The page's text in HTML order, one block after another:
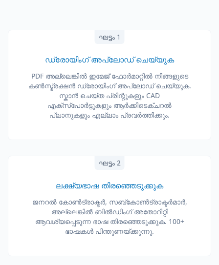
ഘട്ടം 1
ഡ്രോയിംഗ് അപ്‌ലോഡ് ചെയ്യുക
PDF അല്ലെങ്കിൽ ഇമേജ് ഫോർമാറ്റിൽ നിങ്ങളുടെ
കൺസ്ട്രക്ഷൻ ഡ്രോയിംഗ് അപ്‌ലോഡ് ചെയ്യുക.
സ്കാൻ ചെയ്ത പ്രിന്റുകളും CAD
എക്സ്പോർട്ടുകളും ആർക്കിടെക്ചറൽ
പ്ലാനുകളും എല്ലാം പ്രവർത്തിക്കും.
ഘട്ടം 2
ലക്ഷ്യഭാഷ തിരഞ്ഞെടുക്കുക
ജനറൽ കോൺട്രാക്ടർ, സബ്‌കോൺട്രാക്ടർമാർ,
അല്ലെങ്കിൽ ബിൽഡിംഗ് അതോറിറ്റി
ആവശ്യപ്പെടുന്ന ഭാഷ തിരഞ്ഞെടുക്കുക. 100+
ഭാഷകൾ പിന്തുണയ്ക്കുന്നു.